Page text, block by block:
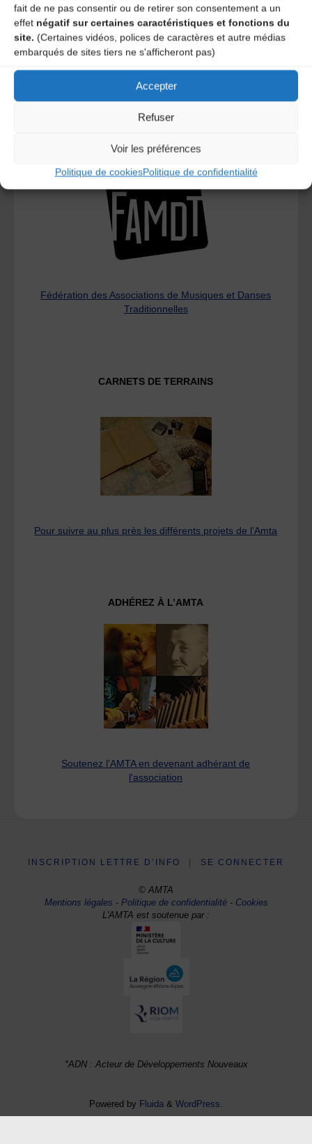
fait de ne pas consentir ou de retirer son consentement a un
effet négatif sur certaines caractéristiques et fonctions du
site. (Certaines vidéos, polices de caractères et autre médias
embarqués de sites tiers ne s'afficheront pas)
Accepter
Refuser
Voir les préférences
Politique de cookiesPolitique de confidentialité
Fédération des Associations de Musiques et Danses
Traditionnelles
CARNETS DE TERRAINS
Pour suivre au plus près les différents projets de l’Amta
ADHÉREZ À L’AMTA
Soutenez l'AMTA en devenant adhérant de
l'association
INSCRIPTION LETTRE D’INFO SE CONNECTER
© AMTA
Mentions légales -Politique de confidentialité- Cookies
L'AMTA est soutenue par :
*ADN : Acteur de Développements Nouveaux
Powered by Fluida & WordPress.